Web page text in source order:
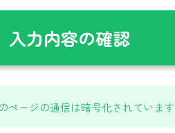
ページの通信は暗号化されています